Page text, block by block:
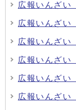
広報いんざ
広報いんざ
広報いんざ
広報いんざ
広報いんざ
広報いんざ